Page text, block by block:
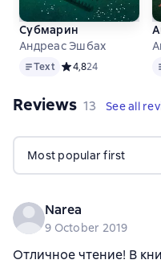
Субмарин
Андреас Эшбах
TextText Средний рейтинг 4,8
4,824
Reviews 13
13 See all
Most popular first
Narea
9 October 2019
Отличное чтение! В